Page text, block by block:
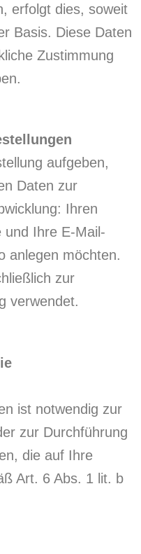
erfolgt dies, soweit
Basis. Diese Daten
Zustimmung
aufgeben,
Daten zur
Ihren
und Ihre E-Mail-
anlegen möchten.
zur
verwendet.
ist notwendig zur
zur Durchführung
die auf Ihre
Art. 6 Abs. 1 lit. b